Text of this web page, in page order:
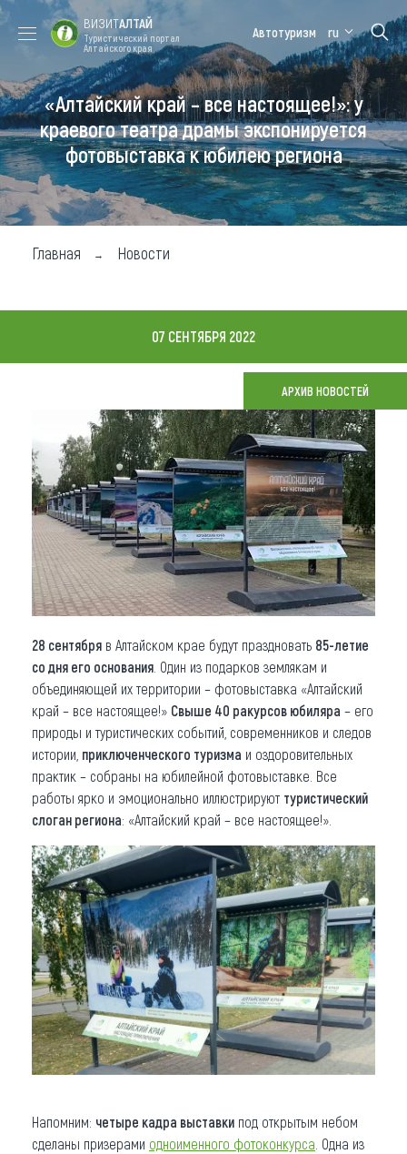
Форум VISIT
ALTAI
Цветение
маральника
Медицинский
форум
Алтайская
зимовка
Туры
Где побывать
Чем заняться
Карта
Что привезти (сувениры)
О регионе
Коллекция впечатлений
Другие рубрики
ВИЗИТАЛТАЙ
Туристический портал
Алтайского края
Автотуризм ru
«Алтайский край – все настоящее!»: у
краевого театра драмы экспонируется
фотовыставка к юбилею региона
Главная Новости
07 СЕНТЯБРЯ 2022
АРХИВ НОВОСТЕЙ
28 сентября в Алтайском крае будут праздновать 85-летие
со дня его основания . Один из подарков землякам и
объединяющей их территории – фотовыставка «Алтайский
край – все настоящее!» Свыше 40 ракурсов юбиляра – его
природы и туристических событий, современников и следов
истории, приключенческого туризма и оздоровительных
практик – собраны на юбилейной фотовыставке. Все
работы ярко и эмоционально иллюстрируют туристический
слоган региона: «Алтайский край – все настоящее!».
Напомним: четыре кадра выставки под открытым небом
сделаны призерами одноименного фотоконкурса . Одна из